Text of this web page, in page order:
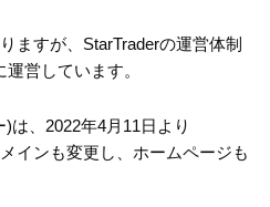
ますが、StarTraderの運営体制
営しています。
は、2022年4月11日より
インも変更し、ホームページも